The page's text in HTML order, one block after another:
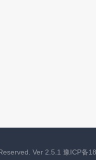
Ver 2.5.1 豫ICP备